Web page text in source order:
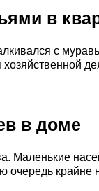
в
с
в доме
Маленькие
крайне